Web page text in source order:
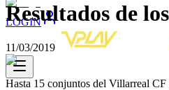
LOGIN
Resultados de
11/03/2019
Hasta 15 conjuntos del Villarreal CF